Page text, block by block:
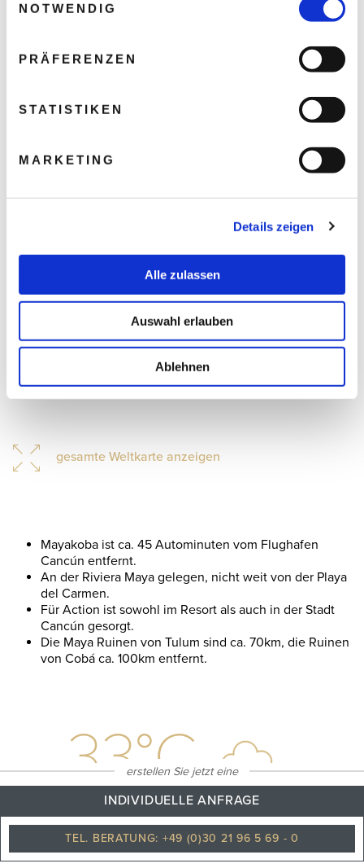
NOTWENDIG
PRÄFERENZEN
STATISTIKEN
MARKETING
Details zeigen
Alle zulassen
Auswahl erlauben
Ablehnen
erstellen Sie jetzt eine
INDIVIDUELLE ANFRAGE
TEL. BERATUNG: +49 (0)30 21 96 5 69 - 0
gesamte Weltkarte anzeigen
Mayakoba ist ca. 45 Autominuten vom Flughafen
Cancún entfernt.
An der Riviera Maya gelegen, nicht weit von der Playa
del Carmen.
Für Action ist sowohl im Resort als auch in der Stadt
Cancún gesorgt.
Die Maya Ruinen von Tulum sind ca. 70km, die Ruinen
von Cobá ca. 100km entfernt.
33°C
Bewölkt